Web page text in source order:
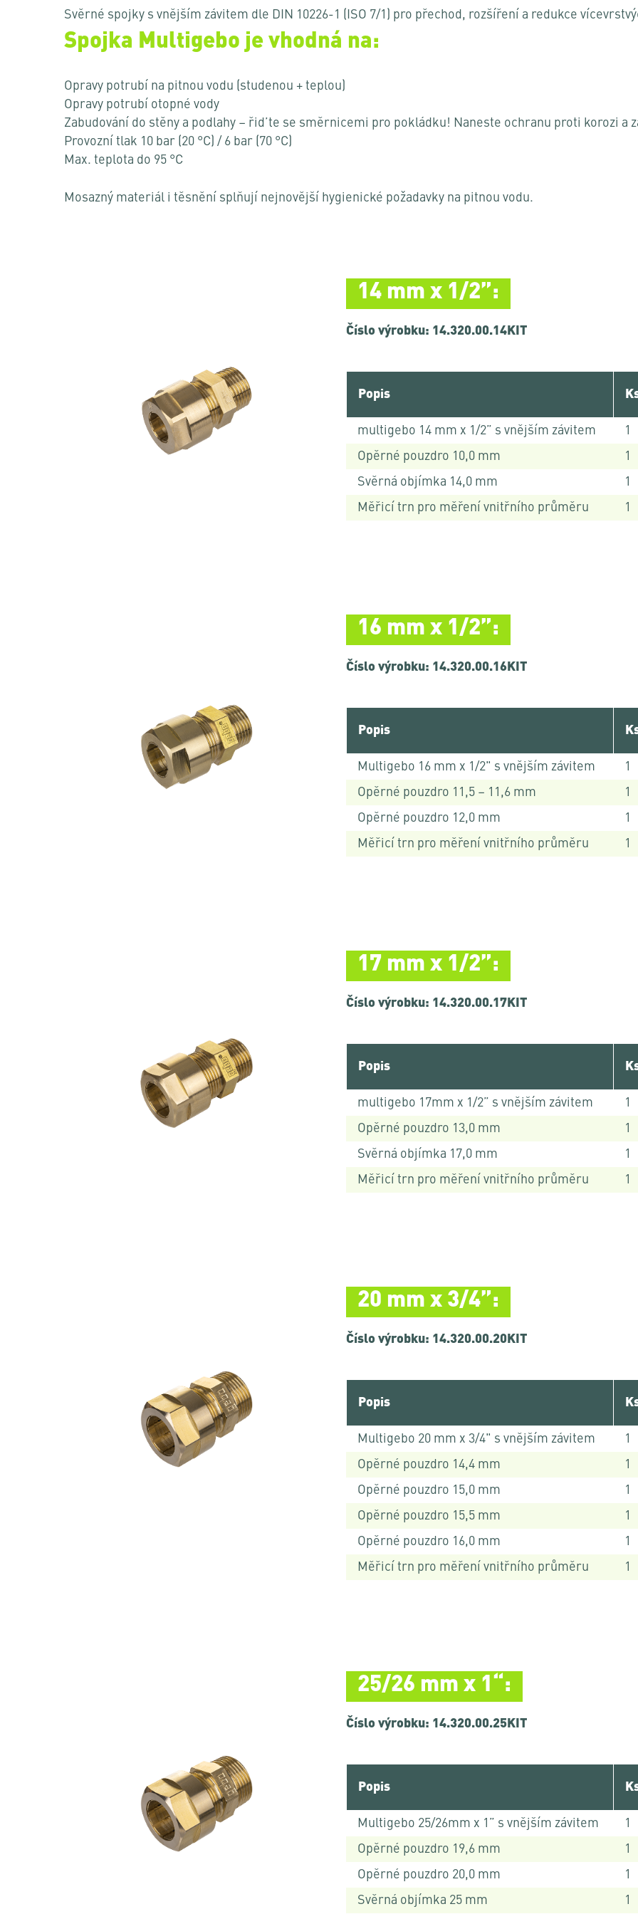
Svěrné spojky s vnějším závitem dle DIN 10226-1 (ISO 7/1) pro přechod, rozšíření a redukce
Spojka Multigebo je vhodná na:
Opravy potrubí na pitnou vodu (studenou + teplou)
Opravy potrubí otopné vody
Zabudování do stěny a podlahy – řid’te se směrnicemi pro pokládku! Naneste ochranu proti korozi a
Provozní tlak 10 bar (20 °C) / 6 bar (70 °C)
Max. teplota do 95 °C
Mosazný materiál i těsnění splňují nejnovější hygienické požadavky na pitnou vodu.
14 mm x 1/2”:
Číslo výrobku: 14.320.00.14KIT
Popis
multigebo 14 mm x 1/2” s vnějším závitem
1
Opěrné pouzdro 10,0 mm
1
Svěrná objímka 14,0 mm
1
Měřicí trn pro měření vnitřního průměru
1
16 mm x 1/2”:
Číslo výrobku: 14.320.00.16KIT
Popis
Multigebo 16 mm x 1/2" s vnějším závitem
1
Opěrné pouzdro 11,5 – 11,6 mm
1
Opěrné pouzdro 12,0 mm
1
Měřicí trn pro měření vnitřního průměru
1
17 mm x 1/2”:
Číslo výrobku: 14.320.00.17KIT
Popis
multigebo 17mm x 1/2” s vnějším závitem
1
Opěrné pouzdro 13,0 mm
1
Svěrná objímka 17,0 mm
1
Měřicí trn pro měření vnitřního průměru
1
20 mm x 3/4”:
Číslo výrobku: 14.320.00.20KIT
Popis
Multigebo 20 mm x 3/4" s vnějším závitem
1
Opěrné pouzdro 14,4 mm
1
Opěrné pouzdro 15,0 mm
1
Opěrné pouzdro 15,5 mm
1
Opěrné pouzdro 16,0 mm
1
Měřicí trn pro měření vnitřního průměru
1
25/26 mm x 1“:
Číslo výrobku: 14.320.00.25KIT
Popis
Multigebo 25/26mm x 1” s vnějším závitem
1
Opěrné pouzdro 19,6 mm
1
Opěrné pouzdro 20,0 mm
1
Svěrná objímka 25 mm
1